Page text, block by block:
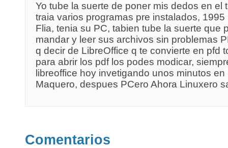
Yo tube la suerte de poner mis dedos en el
traia varios programas pre instalados,
Flia, tenia su PC, tabien tube la suerte que
mandar y leer sus archivos sin problemas
q decir de LibreOffice q te convierte en pfd
para abrir los pdf los podes modicar,
libreoffice hoy invetigando unos minutos
Maquero, despues PCero Ahora Linuxero
Comentarios